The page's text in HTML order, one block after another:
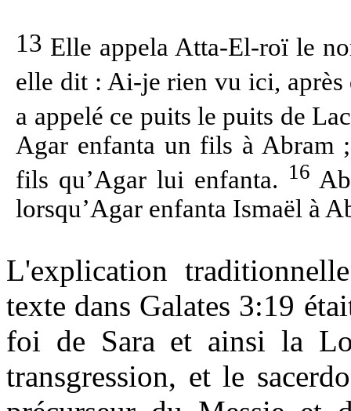
13 Elle appela Atta-El-roï le
elle dit : Ai-je rien vu ici, après
a appelé ce puits le puits de
Agar enfanta un fils à Abram
fils qu’Agar lui enfanta. 16
lorsqu’Agar enfanta Ismaël à
L'explication
texte dans Galates 3:19
foi de Sara et ainsila
transgression, et le